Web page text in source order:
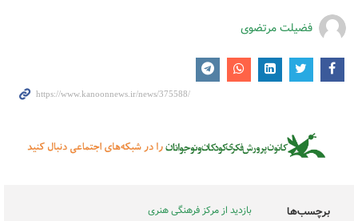
فضیلت مرتضوی
برچسب‌ها بازدید از مرکز فرهنگی هنری